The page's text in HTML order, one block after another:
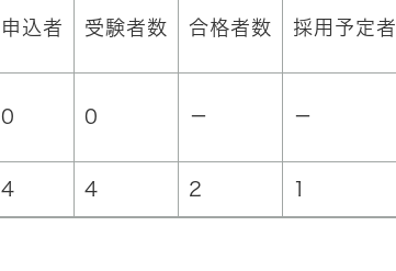
申込者 受験者数 合格者数 採用予定者
0 0 － －
4 4 2 1